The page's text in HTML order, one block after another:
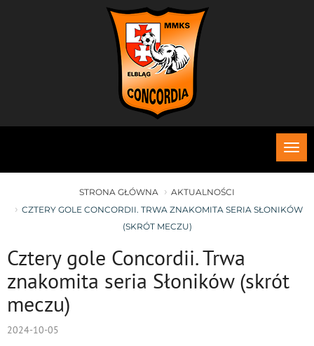
STRONA GŁÓWNA
AKTUALNOŚCI
CZTERY GOLE CONCORDII. TRWA ZNAKOMITA SERIA SŁONIKÓW
(SKRÓT MECZU)
Cztery gole Concordii. Trwa
znakomita seria Słoników (skrót
meczu)
2024-10-05